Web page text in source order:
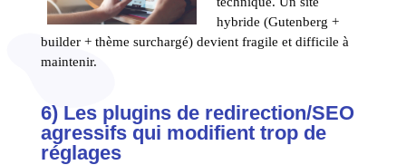
hybride (Gutenberg +
builder + thème surchargé) devient fragile et difficile à
maintenir.
6) Les plugins de redirection/SEO
agressifs qui modifient trop de
réglages